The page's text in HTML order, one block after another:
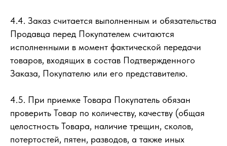
4.4. Заказ считается выполненным и обязательства
Продавца перед Покупателем считаются
исполненными в момент фактической передачи
товаров, входящих в состав Подтвержденного
Заказа, Покупателю или его представителю.
4.5. При приемке Товара Покупатель обязан
проверить Товар по количеству, качеству (общая
целостность Товара, наличие трещин, сколов,
потертостей, пятен, разводов, а также иных